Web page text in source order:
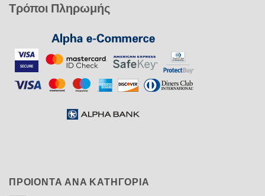
Τρόποι Πληρωμής
ΠΡΟΙΟΝΤΑ ΑΝΑ ΚΑΤΗΓΟΡΙΑ